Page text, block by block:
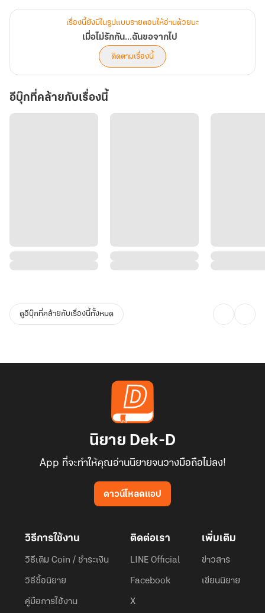
เรื่องนี้ยังมีในรูปแบบรายตอนให้อ่านด้วยนะ
เมื่อไม่รักกัน...ฉันขอจากไป
ติดตามเรื่องนี้
อีบุ๊กที่คล้ายกับเรื่องนี้
ดูอีบุ๊กที่คล้ายกับเรื่องนี้ทั้งหมด
นิยาย Dek-D
App ที่จะทำให้คุณอ่านนิยายจนวางมือถือไม่ลง!
ดาวน์โหลดแอป
วิธีการใช้งาน
วิธีเติม Coin / ชำระเงิน
วิธีซื้อนิยาย
คู่มือการใช้งาน
ติดต่อเรา
LINE Official
Facebook
X
เพิ่มเติม
ข่าวสาร
เขียนนิยาย